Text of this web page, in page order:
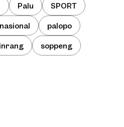
Palu SPORT
nasional palopo
soppeng